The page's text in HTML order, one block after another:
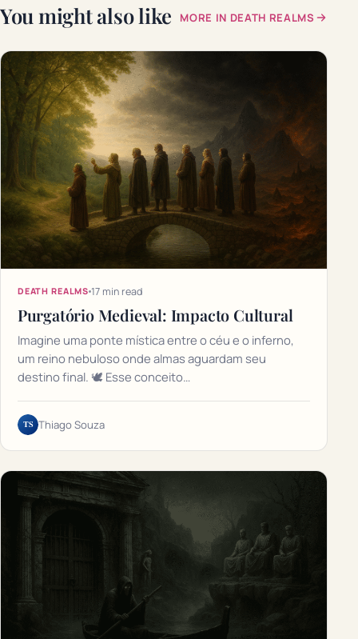
You might also like MORE IN DEATH REALMS
DEATH REALMS 17 min read
Purgatório Medieval: Impacto Cultural
Imagine uma ponte mística entre o céu e o inferno,
um reino nebuloso onde almas aguardam seu
destino final. 🕊️ Esse conceito…
TS Thiago Souza